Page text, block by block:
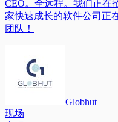
CEO。全远程。我们正在
家快速成长的软件公司正
团队！
Globhut
现场